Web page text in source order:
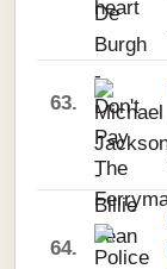
63.
64.